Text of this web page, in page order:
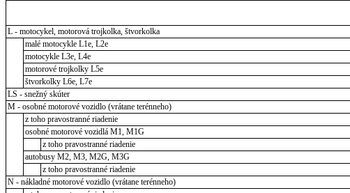
L - motocykel, motorová trojkolka, štvorkolka
malé motocykle L1e, L2e
motocykle L3e, L4e
motorové trojkolky L5e
štvorkolky L6e, L7e
LS - snežný skúter
M - osobné motorové vozidlo (vrátane terénneho)
z toho pravostranné riadenie
osobné motorové vozidlá M1, M1G
z toho pravostranné riadenie
autobusy M2, M3, M2G, M3G
z toho pravostranné riadenie
N - nákladné motorové vozidlo (vrátane terénneho)